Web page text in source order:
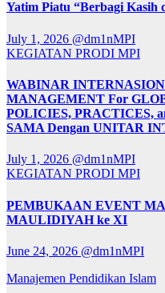
Yatim Piatu “Berbagi Kasih
July 1, 2026 @dm1nMPI
KEGIATAN PRODI MPI
WABINAR
MANAGEMENT For
POLICIES, PRACTICES,
SAMA Dengan UNITAR
July 1, 2026 @dm1nMPI
KEGIATAN PRODI MPI
PEMBUKAAN EVENT
MAULIDIYAH ke XI
June 24, 2026 @dm1nMPI
Manajemen Pendidikan Islam